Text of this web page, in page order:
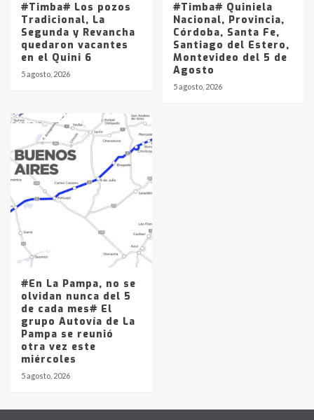
#Timba# Los pozos
Tradicional, La
Segunda y Revancha
quedaron vacantes
en el Quini 6
5 agosto, 2026
#Timba# Quiniela
Nacional, Provincia,
Córdoba, Santa Fe,
Santiago del Estero,
Montevideo del 5 de
Agosto
5 agosto, 2026
#En La Pampa, no se
olvidan nunca del 5
de cada mes# El
grupo Autovía de La
Pampa se reunió
otra vez este
miércoles
5 agosto, 2026